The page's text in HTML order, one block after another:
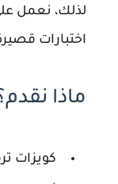
لذلك، نعمل
اختبارات
ماذا
كويزات